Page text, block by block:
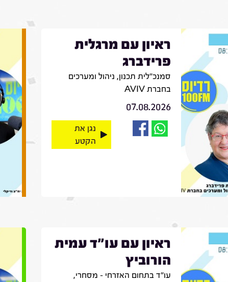
ראיון עם מרגלית
פרידברג
סמנכ״לית תכנון, ניהול ומערכים
בחברת AVIV
07.08.2026
נגן את
הקטע
ראיון עם עו"ד עמית
הורוביץ
עו״ד בתחום האזרחי – מסחרי,